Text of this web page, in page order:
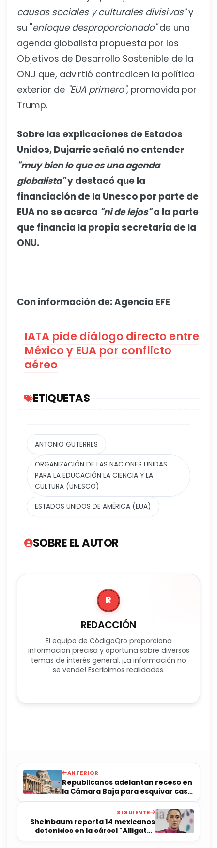
causas sociales y culturales divisivas"y
su "enfoque desproporcionado"de una
agenda globalista propuesta por los
Objetivos de Desarrollo Sostenible de la
ONU que, advirtió contradicen la política
exterior de "EUA primero", promovida por
Trump.
Sobre las explicaciones de Estados
Unidos, Dujarric señaló no entender
"muy bien lo que es una agenda
globalista"y destacó que la
financiación de la Unesco por parte de
EUA no se acerca "ni de lejos"a la parte
que financia la propia secretaría de la
ONU.
Con información de: Agencia EFE
IATA pide diálogo directo entre
México y EUA por conflicto
aéreo
ETIQUETAS
ANTONIO GUTERRES
ORGANIZACIÓN DE LAS NACIONES UNIDAS
PARA LA EDUCACIÓN LA CIENCIA Y LA
CULTURA (UNESCO)
ESTADOS UNIDOS DE AMÉRICA (EUA)
SOBRE EL AUTOR
R
REDACCIÓN
El equipo de CódigoQro proporciona
información precisa y oportuna sobre diversos
temas de interés general. ¡La información no
se vende! Escribimos realidades.
ANTERIOR
Republicanos adelantan receso en
la Cámara Baja para esquivar caso
Epstein
SIGUIENTE
Sheinbaum reporta 14 mexicanos
detenidos en la cárcel "Alligator
Alcatraz"